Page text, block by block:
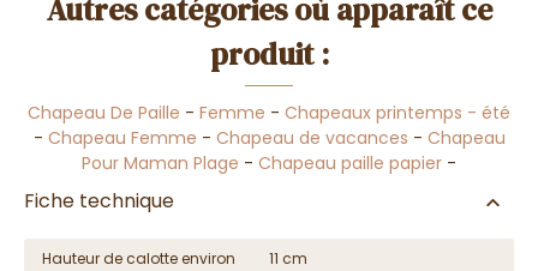
Autres catégories où apparaît ce
produit :
Chapeau De Paille - Femme - Chapeaux printemps - été
- Chapeau Femme - Chapeau de vacances - Chapeau
Pour Maman Plage - Chapeau paille papier -
Fiche technique
Hauteur de calotte environ
11 cm